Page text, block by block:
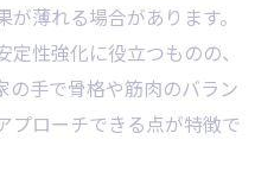
薄れる場合があります。
性強化に役立つものの、
の手で骨格や筋肉のバラン
プローチできる点が特徴で